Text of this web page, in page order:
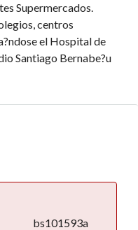
Supermercados.
centros
el Hospital de
Santiago Bernabe?u
bs101593a